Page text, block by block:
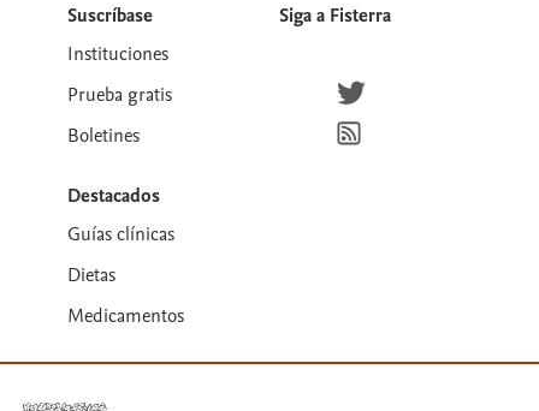
Suscríbase
Instituciones
Prueba gratis
Boletines
Destacados
Guías clínicas
Dietas
Medicamentos
Siga a Fisterra
Síguenos en Twitter
Suscríbete para recibir